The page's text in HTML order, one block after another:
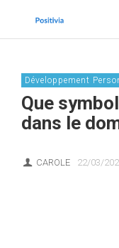
Développement
Que
dans le
CAROLE 22/03/